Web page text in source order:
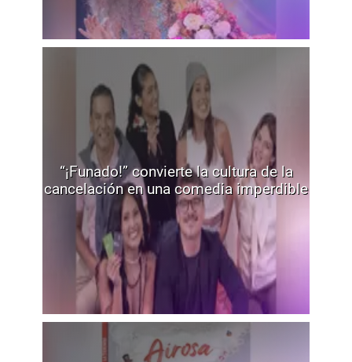
“¡Funado!” convierte la cultura de la
cancelación en una comedia imperdible